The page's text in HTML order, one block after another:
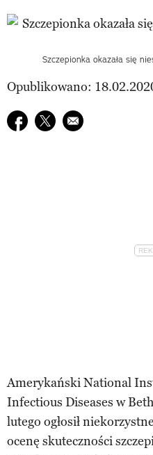
Szczepionka okazała się
Opublikowano:
Udostępnij na facebook
Udostępnij na twitter
E-mail do
Amerykański National
Infectious Diseases w
lutego ogłosił
ocenę skuteczności